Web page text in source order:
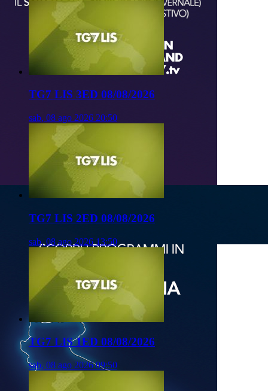
TG7 LIS 3ED 08/08/2026
sab, 08 ago 2026 20:50
TG7 LIS 2ED 08/08/2026
sab, 08 ago 2026 13:50
TG7 LIS 1ED 08/08/2026
sab, 08 ago 2026 09:50